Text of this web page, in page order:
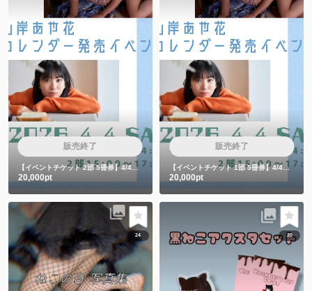
販売終了
【イベントチケット 2部 5冊券】4/4カレンダー発売イベント5冊券
20,000pt
販売終了
【イベントチケット 1部 5冊券】4/4カレンダー発売イベント5冊券
20,000pt
24 20